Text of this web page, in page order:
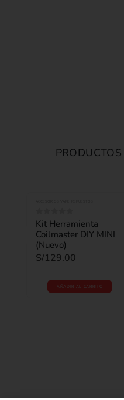
0out of 5
Kit Herramienta
Coilmaster DIY MINI
(Nuevo)
S/129.00
AÑADIR AL CARRITO